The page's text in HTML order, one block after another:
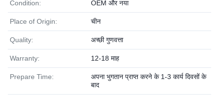
Condition: OEM और नया
Place of Origin: चीन
Quality: अच्छी गुणवत्ता
Warranty: 12-18 माह
Prepare Time:
अपना भुगतान प्राप्त करने के 1-3 कार्य दिवसों के
बाद